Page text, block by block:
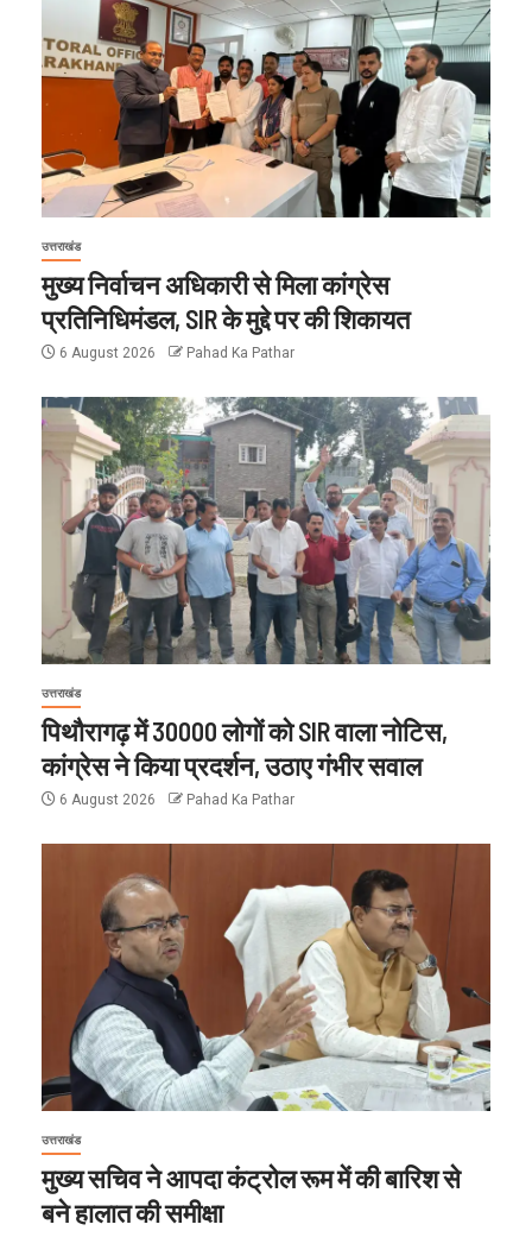
उत्तराखंड
मुख्य निर्वाचन अधिकारी से मिला कांग्रेस
प्रतिनिधिमंडल, SIR के मुद्दे पर की शिकायत
6 August 2026 Pahad Ka Pathar
उत्तराखंड
पिथौरागढ़ में 30000 लोगों को SIR वाला नोटिस,
कांग्रेस ने किया प्रदर्शन, उठाए गंभीर सवाल
6 August 2026 Pahad Ka Pathar
उत्तराखंड
मुख्य सचिव ने आपदा कंट्रोल रूम में की बारिश से
बने हालात की समीक्षा